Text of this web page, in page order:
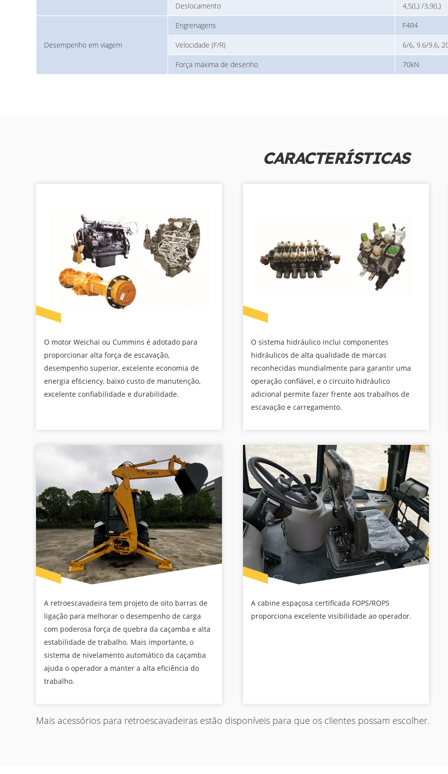
Deslocamento 4,5(L) /3,9(L)
Desempenho em viagem
Engrenagens F4R4
Velocidade (F/R) 6/6, 9.6/9.6,
Força máxima de desenho 70kN
CARACTERÍSTICAS
O motor Weichai ou Cummins é adotado para
proporcionar alta força de escavação,
desempenho superior, excelente economia de
energia efﬁciency, baixo custo de manutenção,
excelente confiabilidade e durabilidade.
O sistema hidráulico inclui componentes
hidráulicos de alta qualidade de marcas
reconhecidas mundialmente para garantir uma
operação confiável, e o circuito hidráulico
adicional permite fazer frente aos trabalhos de
escavação e carregamento.
A retroescavadeira tem projeto de oito barras de
ligação para melhorar o desempenho de carga
com poderosa força de quebra da caçamba e alta
estabilidade de trabalho. Mais importante, o
sistema de nivelamento automático da caçamba
ajuda o operador a manter a alta eficiência do
trabalho.
A cabine espaçosa certificada FOPS/ROPS
proporciona excelente visibilidade ao operador.
Mais acessórios para retroescavadeiras estão disponíveis para que os clientes possam escolher.